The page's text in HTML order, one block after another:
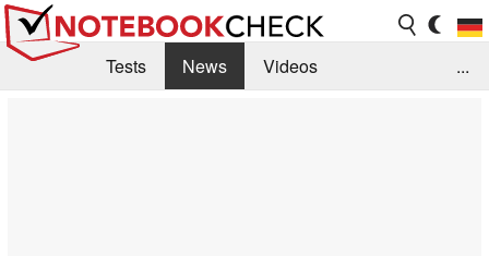
Tests News
Videos
...